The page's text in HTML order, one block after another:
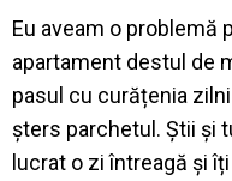
Eu aveam o problemă
apartament destul de
pasul cu curățenia
șters parchetul. Știi și
lucrat o zi întreagă și